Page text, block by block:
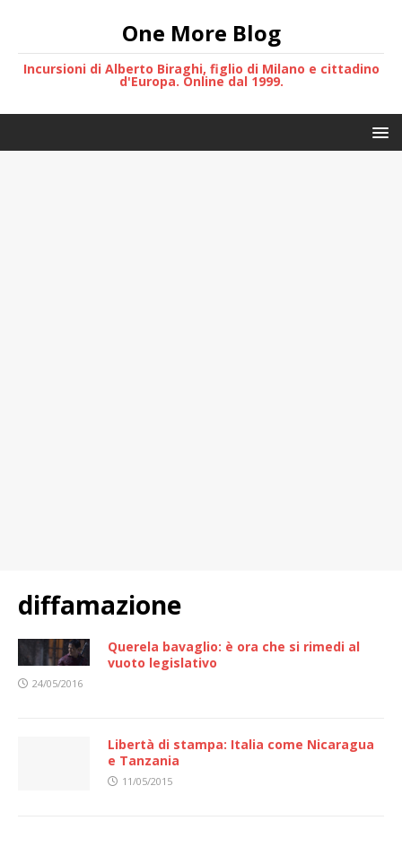
One More Blog
Incursioni di Alberto Biraghi, figlio di Milano e cittadino
d'Europa. Online dal 1999.
diffamazione
Querela bavaglio: è ora che si rimedi al
vuoto legislativo
24/05/2016
Libertà di stampa: Italia come Nicaragua
e Tanzania
11/05/2015